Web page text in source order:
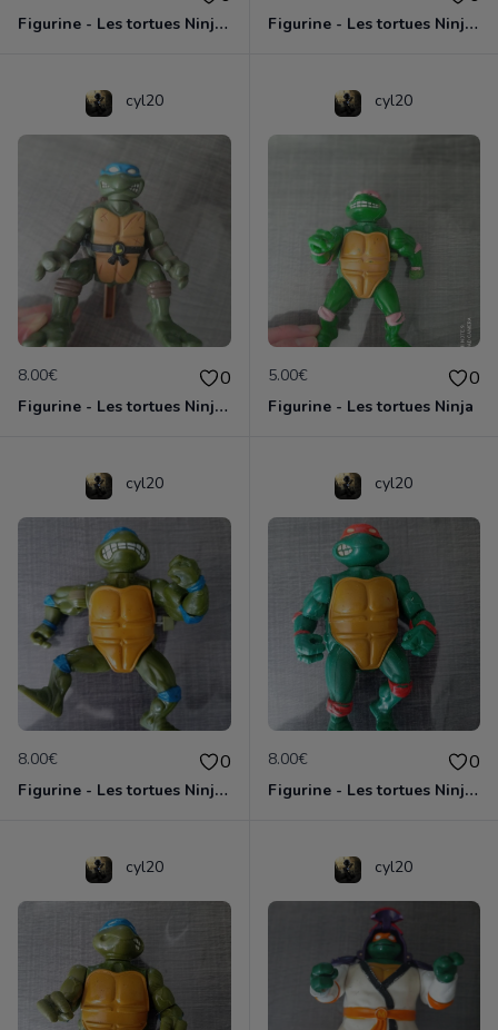
Figurine - Les tortues Ninja - Donatello Figurine - Les tortues Ninja - Raphael
cyl20
8.00€ 0
Figurine - Les tortues Ninja - Leonardo
cyl20
5.00€ 0
Figurine - Les tortues Ninja
cyl20
8.00€ 0
Figurine - Les tortues Ninja - Leonardo
cyl20
8.00€ 0
Figurine - Les tortues Ninja - Michaelangelo
cyl20 cyl20